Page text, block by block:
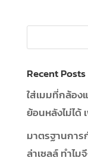
Recent Posts
ใส่เมมที่กล้อ
ย้อนหลังไม่ได้ เ
มาตรฐานกา
ล่าเซลล์ ทำไ